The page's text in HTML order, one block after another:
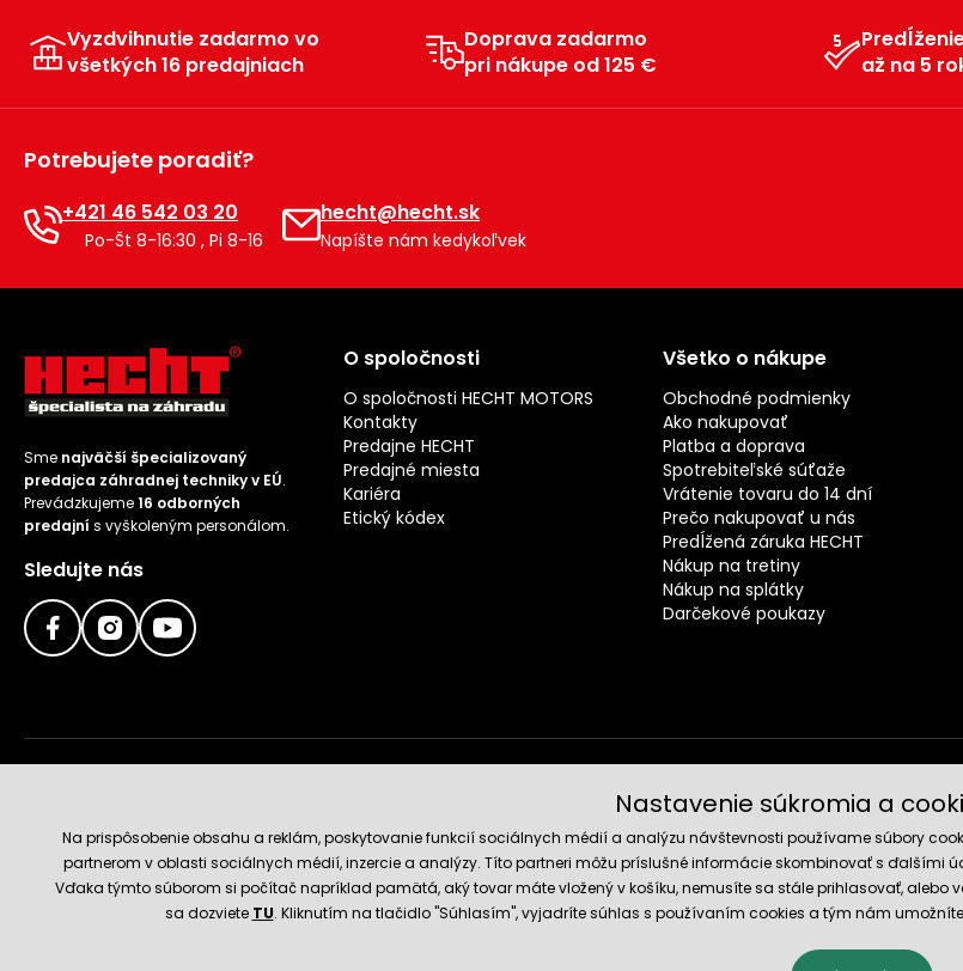
Vyzdvihnutie zadarmo vo
všetkých 16 predajniach
Doprava zadarmo
pri nákupe od 125 €
až na 5
Potrebujete poradiť?
+421 46 542 03 20
Po-Št 8-16:30 , Pi 8-16
hecht@hecht.sk
Napíšte nám kedykoľvek
Sme najväčší špecializovaný
predajca záhradnej techniky v EÚ.
Prevádzkujeme16 odborných
predajní s vyškoleným personálom.
Sledujte nás
O spoločnosti
O spoločnosti HECHT MOTORS
Kontakty
Predajne HECHT
Predajné miesta
Kariéra
Etický kódex
Všetko o nákupe
Obchodné podmienky
Ako nakupovať
Platba a doprava
Spotrebiteľské súťaže
Vrátenie tovaru do 14 dní
Prečo nakupovať u nás
Predĺžená záruka HECHT
Nákup na tretiny
Nákup na splátky
Darčekové poukazy
Nastavenie súkromia a
Na prispôsobenie obsahu a reklám, poskytovanie funkcií sociálnych médií a analýzu návštevnosti používame súbory
partnerom v oblasti sociálnych médií, inzercie a analýzy. Títo partneri môžu príslušné informácie skombinovať s ďalšími
Vďaka týmto súborom si počítač napríklad pamätá, aký tovar máte vložený v košíku, nemusíte sa stále prihlasovať,
sa dozviete TU. Kliknutím na tlačidlo "Súhlasím", vyjadríte súhlas s používaním cookies a tým nám